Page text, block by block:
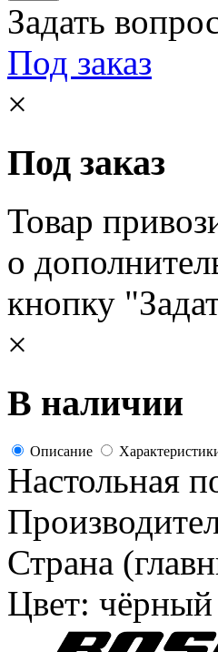
Задать
Под заказ
×
Под заказ
Товар
о
кнопку
×
В наличии
Описание
Настольная
Страна
Цвет: чёрный